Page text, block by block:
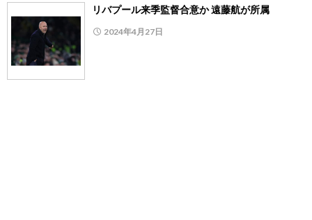
リバプール来季監督合意か 遠藤航が所属
2024年4月27日